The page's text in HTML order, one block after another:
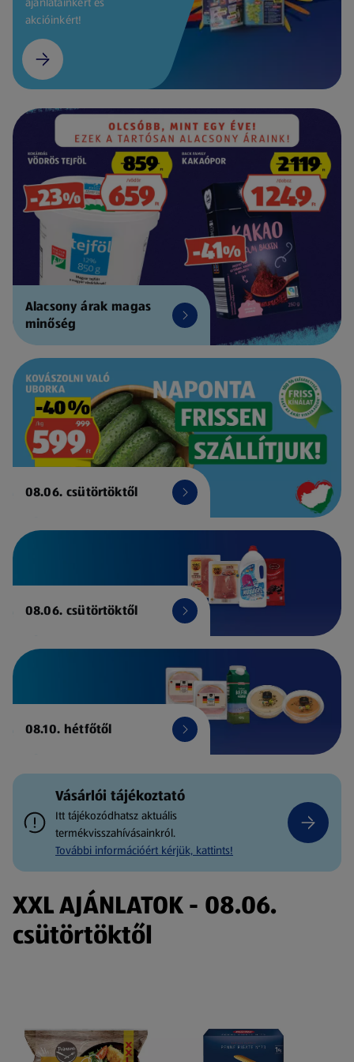
akcióinkért!
Alacsony árak magas
minőség
08.06. csütörtöktől
08.06. csütörtöktől
08.10. hétfőtől
Vásárlói tájékoztató
Itt tájékozódhatsz aktuális
termékvisszahívásainkról.
További információért kérjük, kattints!
XXL AJÁNLATOK - 08.06.
csütörtöktől